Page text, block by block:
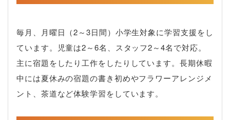
毎月、月曜日（2～3日間）小学生対象に学習支援をし
ています。児童は2～6名、スタッフ2～4名で対応。
主に宿題をしたり工作をしたりしています。長期休暇
中には夏休みの宿題の書き初めやフラワーアレンジメ
ント、茶道など体験学習をしています。